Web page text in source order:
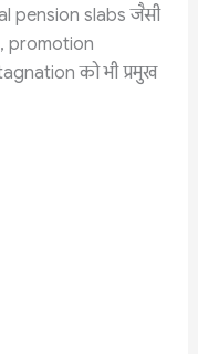
pension slabs जैसी
promotion
को भी प्रमुख